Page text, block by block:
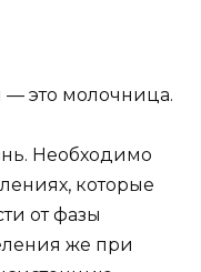
это молочница.
Необходимо
которые
от фазы
же при